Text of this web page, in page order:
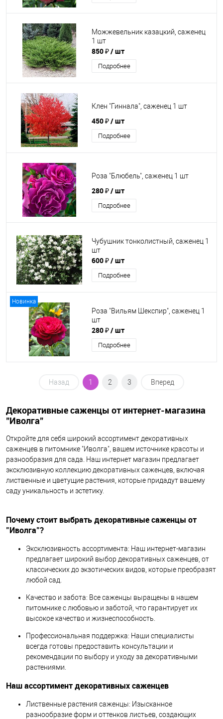
Можжевельник казацкий, саженец
1 шт
850 ₽/ шт
Подробнее
Клен "Гиннала", саженец 1 шт
450 ₽/ шт
Подробнее
Роза "Блюбель", саженец 1 шт
280 ₽/ шт
Подробнее
Чубушник тонколистный, саженец 1
шт
600 ₽/ шт
Подробнее
Новинка
Роза "Вильям Шекспир", саженец 1
шт
280 ₽/ шт
Подробнее
Назад 1 2 3 Вперед
Декоративные саженцы от интернет-магазина
"Иволга"
Откройте для себя широкий ассортимент декоративных
саженцев в питомнике "Иволга", вашем источнике красоты и
разнообразия для сада. Наш интернет магазин предлагает
эксклюзивную коллекцию декоративных саженцев, включая
лиственные и цветущие растения, которые придадут вашему
саду уникальность и эстетику.
Почему стоит выбрать декоративные саженцы от
"Иволга"?
Эксклюзивность ассортимента: Наш интернет-магазин
предлагает широкий выбор декоративных саженцев, от
классических до экзотических видов, которые преобразят
любой сад.
Качество и забота: Все саженцы выращены в нашем
питомнике с любовью и заботой, что гарантирует их
высокое качество и жизнеспособность.
Профессиональная поддержка: Наши специалисты
всегда готовы предоставить консультации и
рекомендации по выбору и уходу за декоративными
растениями.
Наш ассортимент декоративных саженцев
Лиственные растения саженцы: Изысканное
разнообразие форм и оттенков листьев, создающих